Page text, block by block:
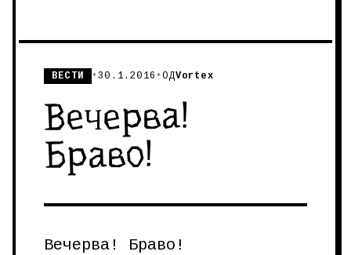
ВЕСТИ •30.1.2016 •ОДVortex
Вечерва!
Браво!
Вечерва! Браво!